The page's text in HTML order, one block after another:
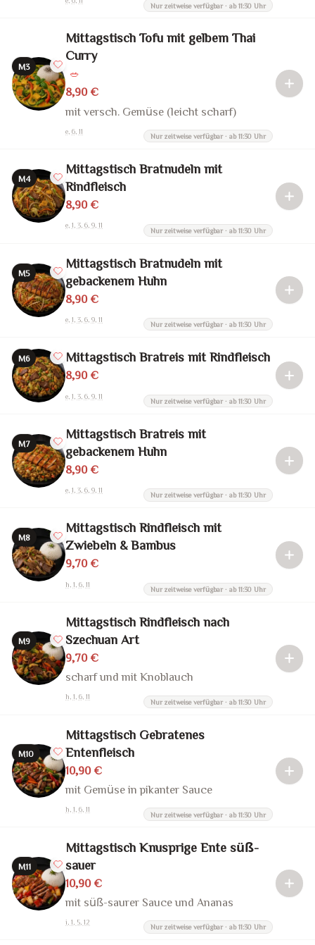
Nur zeitweise verfügbar · ab 11:30 Uhr
M3
Mittagstisch Tofu mit gelbem Thai
Curry
🥗
8,90 €
mit versch. Gemüse (leicht scharf)
e, 6, 11
Nur zeitweise verfügbar · ab 11:30 Uhr
M4
Mittagstisch Bratnudeln mit
Rindfleisch
8,90 €
e, 1, 3, 6, 9, 11
Nur zeitweise verfügbar · ab 11:30 Uhr
M5
Mittagstisch Bratnudeln mit
gebackenem Huhn
8,90 €
e, 1, 3, 6, 9, 11
Nur zeitweise verfügbar · ab 11:30 Uhr
M6 Mittagstisch Bratreis mit Rindfleisch
8,90 €
e, 1, 3, 6, 9, 11
Nur zeitweise verfügbar · ab 11:30 Uhr
M7
Mittagstisch Bratreis mit
gebackenem Huhn
8,90 €
e, 1, 3, 6, 9, 11
Nur zeitweise verfügbar · ab 11:30 Uhr
M8
Mittagstisch Rindfleisch mit
Zwiebeln & Bambus
9,70 €
h, 1, 6, 11
Nur zeitweise verfügbar · ab 11:30 Uhr
M9
Mittagstisch Rindfleisch nach
Szechuan Art
9,70 €
scharf und mit Knoblauch
h, 1, 6, 11
Nur zeitweise verfügbar · ab 11:30 Uhr
M10
Mittagstisch Gebratenes
Entenfleisch
10,90 €
mit Gemüse in pikanter Sauce
h, 1, 6, 11
Nur zeitweise verfügbar · ab 11:30 Uhr
M11
Mittagstisch Knusprige Ente süß-
sauer
10,90 €
mit süß-saurer Sauce und Ananas
i, 1, 5, 12
Nur zeitweise verfügbar · ab 11:30 Uhr